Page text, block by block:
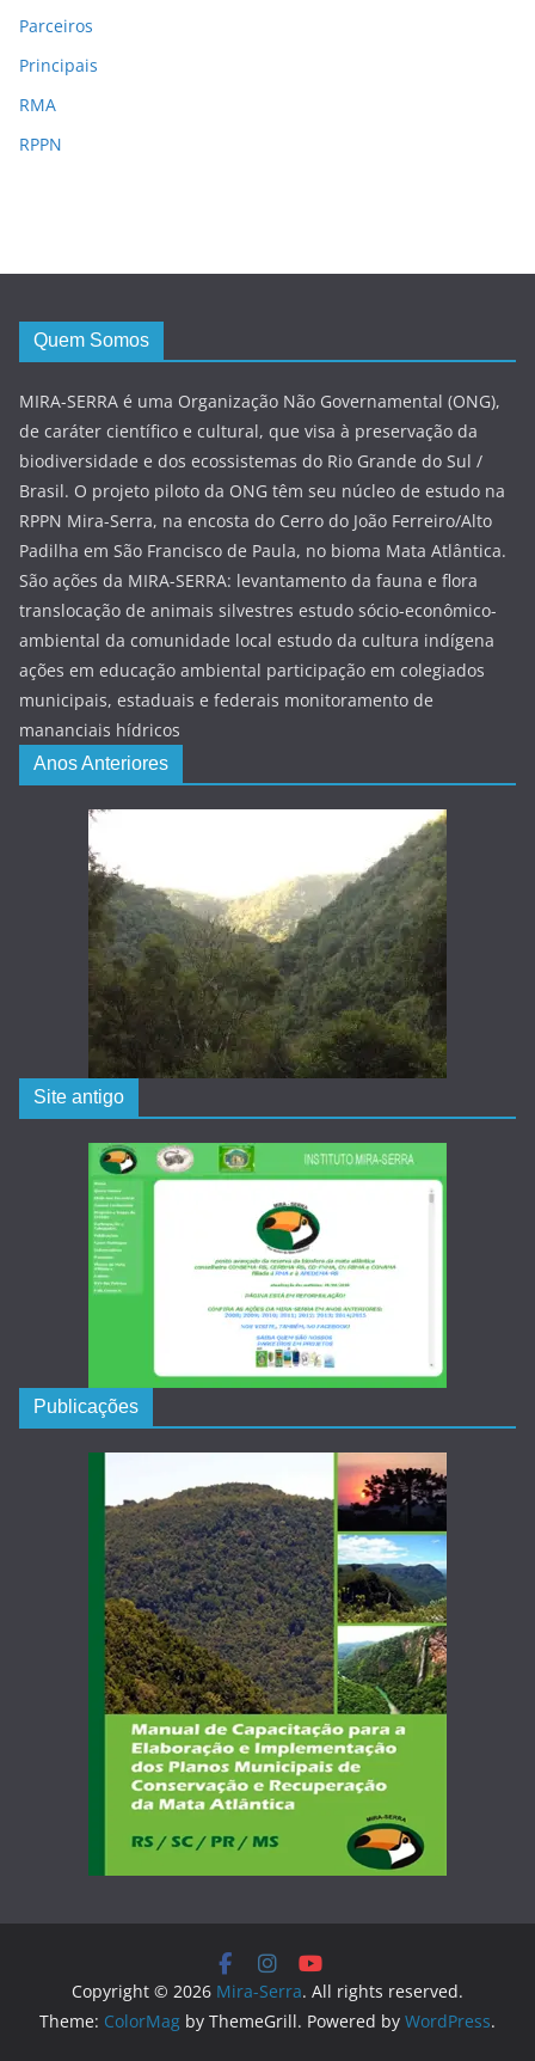
Parceiros
Principais
RMA
RPPN
Quem Somos
MIRA-SERRA é uma Organização Não Governamental (ONG),
de caráter científico e cultural, que visa à preservação da
biodiversidade e dos ecossistemas do Rio Grande do Sul /
Brasil. O projeto piloto da ONG têm seu núcleo de estudo na
RPPN Mira-Serra, na encosta do Cerro do João Ferreiro/Alto
Padilha em São Francisco de Paula, no bioma Mata Atlântica.
São ações da MIRA-SERRA: levantamento da fauna e flora
translocação de animais silvestres estudo sócio-econômico-
ambiental da comunidade local estudo da cultura indígena
ações em educação ambiental participação em colegiados
municipais, estaduais e federais monitoramento de
mananciais hídricos
Anos Anteriores
Site antigo
Publicações
Copyright © 2026 Mira-Serra. All rights reserved.
Theme: ColorMag by ThemeGrill. Powered by WordPress.